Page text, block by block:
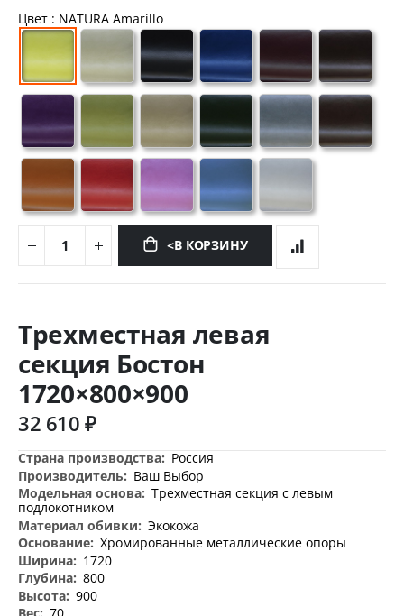
Цвет : NATURA Amarillo
<В КОРЗИНУ
к
началу
галереи
изображений
Трехместная левая
секция Бостон
1720×800×900
32 610 ₽
Дополнительная
информация
Россия
Ваш Выбор
Трехместная секция с левым
подлокотником
Экокожа
Хромированные металлические опоры
1720
800
900